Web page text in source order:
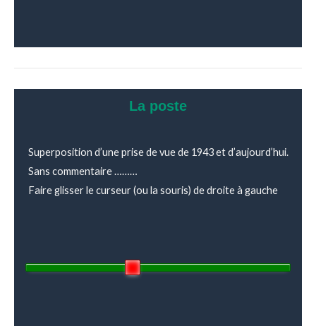
La poste
Superposition d’une prise de vue de 1943 et d’aujourd’hui.
Sans commentaire ………
Faire glisser le curseur (ou la souris) de droite à gauche